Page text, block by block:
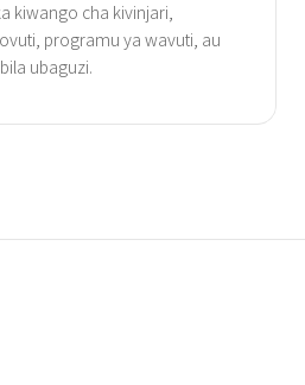
kiwango cha kivinjari,
programu ya wavuti, au
ubaguzi.